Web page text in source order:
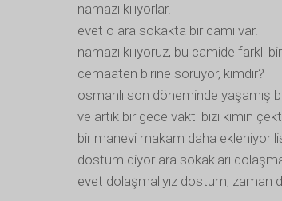
namazı kılıyorlar.
evet o ara sokakta bir cami var.
namazı kılıyoruz, bu camide farklı
cemaaten birine soruyor, kimdir?
osmanlı son döneminde yaşamış
ve artık bir gece vakti bizi kimin
bir manevi makam daha ekleniyor
dostum diyor ara sokakları
evet dolaşmalıyız dostum, zaman